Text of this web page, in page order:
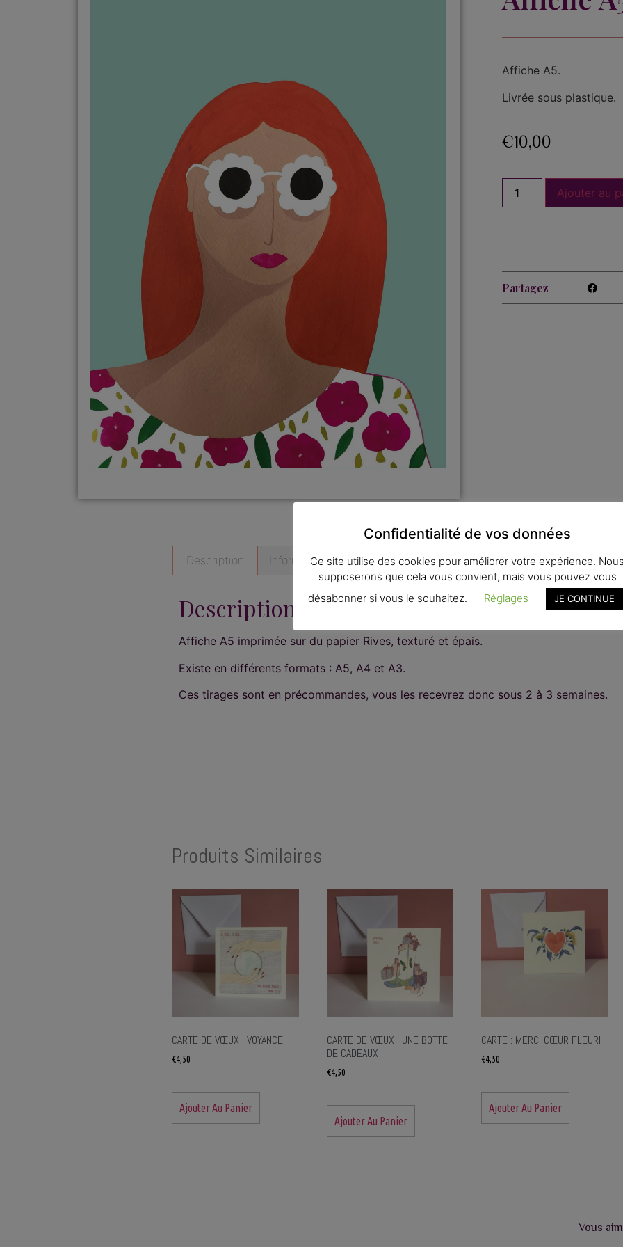
Affiche A5.
Livrée sous plastique.
€10,00
Ajouter au
Partagez
Description Informations complémentaires
Description
Affiche A5 imprimée sur du papier Rives, texturé et épais.
Existe en différents formats : A5, A4 et A3.
Ces tirages sont en précommandes, vous les recevrez donc sous 2 à 3 semaines.
Produits Similaires
CARTE DE VŒUX : VOYANCE
€4,50
Ajouter Au Panier
CARTE DE VŒUX : UNE BOTTE
DE CADEAUX
€4,50
Ajouter Au Panier
CARTE : MERCI CŒUR FLEURI
€4,50
Ajouter Au Panier
Vous
Confidentialité de vos données
Ce site utilise des cookies pour améliorer votre expérience.
supposerons que cela vous convient, mais vous pouvez vous
désabonner si vous le souhaitez.
Réglages JE CONTINUE